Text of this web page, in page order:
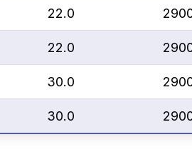
22.0
22.0
30.0
30.0